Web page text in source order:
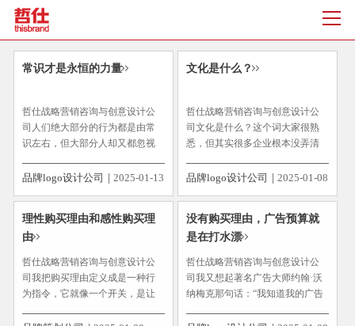
常识才是永恒的力量
哲仕战略营销咨询与创意设计公
司人们绝大部分的行为都是由常
识左右，但大部分人却又都忽视
西，人人都知道，不新鲜、不值
识，即一个生活在社会中的心智
健全的成年...
品牌logo设计公司 2025-01-13
文化是什么？
哲仕战略营销咨询与创意设计公
司文化是什么？这个词大家很熟
悉，但其实很多企业根本没弄清
化到底和自己的产品有什么关
文化主要就讨论它与“超级购买理
由”的...
品牌logo设计公司 2025-01-08
理性购买理由和感性购买理
由
哲仕战略营销咨询与创意设计公
司我把购买理由定义成是一种行
为指令，它就像一个开关，是让
没有购买理由，广告预算就
是在打水漂
哲仕战略营销咨询与创意设计公
司我又想起著名广告大师约翰·沃
纳梅克那句话：“我知道我的广告